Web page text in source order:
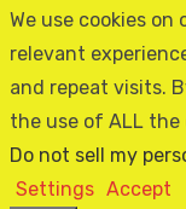
We use cookies
relevant
and repeat visits.
the use of ALL the
Do not sell my
Settings Accept